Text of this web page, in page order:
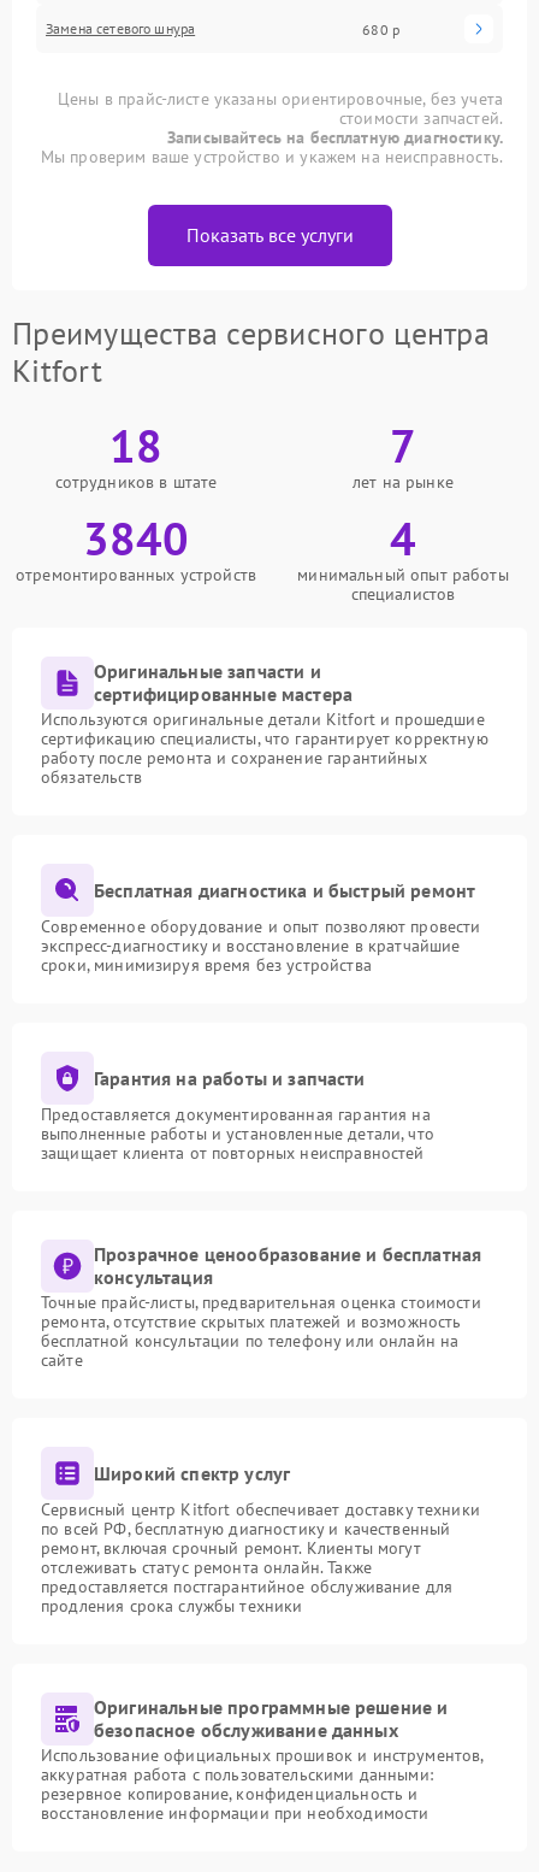
Замена сетевого шнура 680 р
Цены в прайс-листе указаны ориентировочные, без учета
стоимости запчастей.
Записывайтесь на бесплатную диагностику.
Мы проверим ваше устройство и укажем на неисправность.
Показать все услуги
Преимущества сервисного центра
Kitfort
18
сотрудников в штате
7
лет на рынке
3840
отремонтированных устройств
4
минимальный опыт работы
специалистов
Оригинальные запчасти и
сертифицированные мастера
Используются оригинальные детали Kitfort и прошедшие
сертификацию специалисты, что гарантирует корректную
работу после ремонта и сохранение гарантийных
обязательств
Бесплатная диагностика и быстрый ремонт
Современное оборудование и опыт позволяют провести
экспресс-диагностику и восстановление в кратчайшие
сроки, минимизируя время без устройства
Гарантия на работы и запчасти
Предоставляется документированная гарантия на
выполненные работы и установленные детали, что
защищает клиента от повторных неисправностей
Прозрачное ценообразование и бесплатная
консультация
Точные прайс-листы, предварительная оценка стоимости
ремонта, отсутствие скрытых платежей и возможность
бесплатной консультации по телефону или онлайн на
сайте
Широкий спектр услуг
Сервисный центр Kitfort обеспечивает доставку техники
по всей РФ, бесплатную диагностику и качественный
ремонт, включая срочный ремонт. Клиенты могут
отслеживать статус ремонта онлайн. Также
предоставляется постгарантийное обслуживание для
продления срока службы техники
Оригинальные программные решение и
безопасное обслуживание данных
Использование официальных прошивок и инструментов,
аккуратная работа с пользовательскими данными:
резервное копирование, конфиденциальность и
восстановление информации при необходимости